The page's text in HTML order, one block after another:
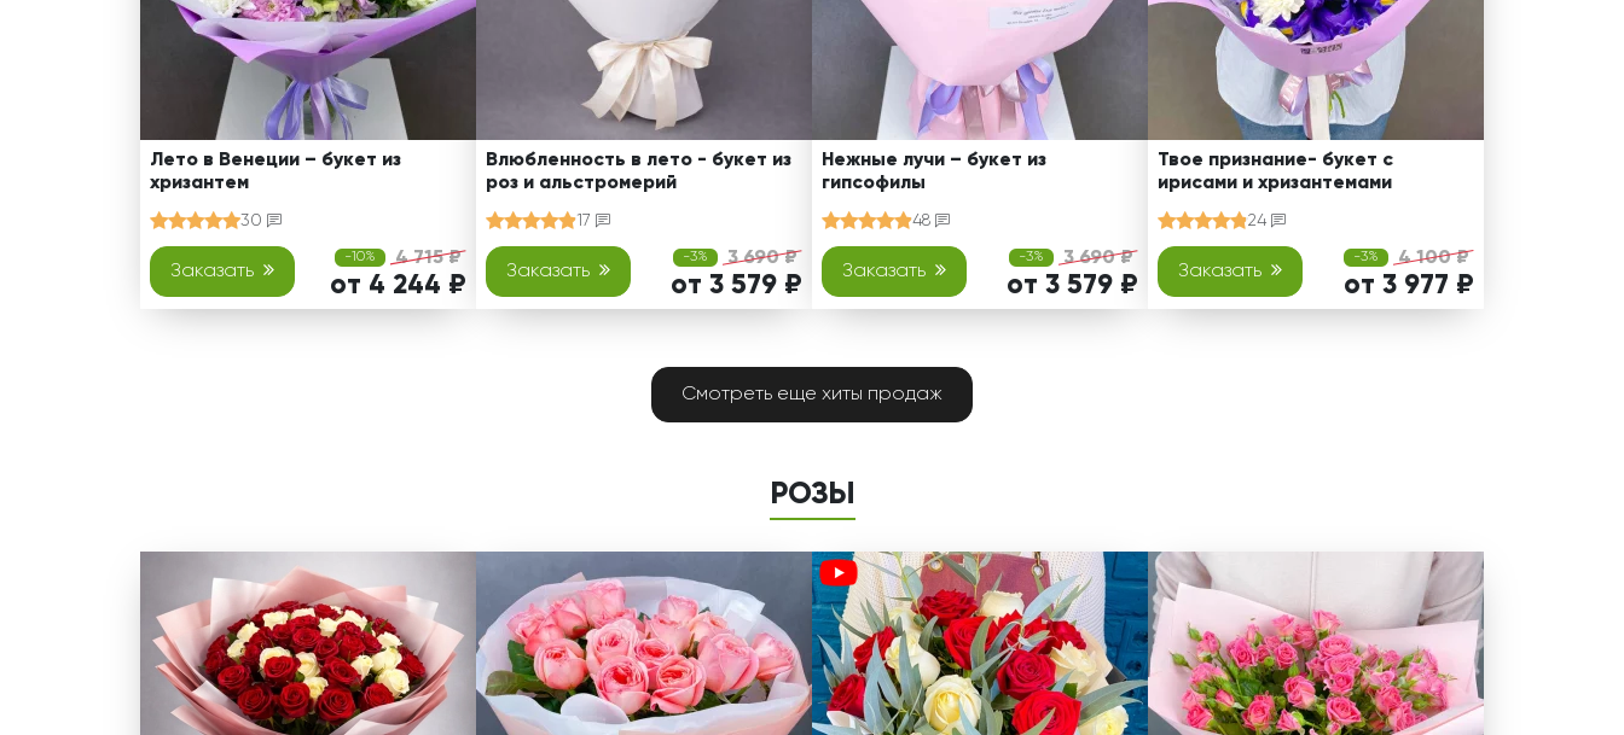
Лето в Венеции – букет из
хризантем
30
Заказать
-10% 4 715 ₽
от 4 244 ₽
Влюбленность в лето - букет из
роз и альстромерий
17
Заказать
-3% 3 690 ₽
от 3 579 ₽
Нежные лучи – букет из
гипсофилы
48
Заказать
-3% 3 690 ₽
от 3 579 ₽
Твое признание- букет с
ирисами и хризантемами
24
Заказать
-3% 4 100 ₽
от 3 977 ₽
Смотреть еще хиты продаж
РОЗЫ